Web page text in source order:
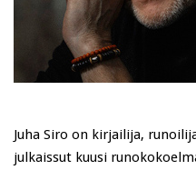
Juha Siro on kirjailija,
julkaissut kuusi